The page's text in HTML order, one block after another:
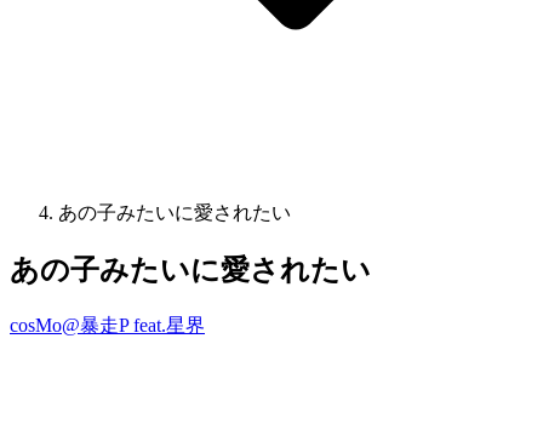
あの子みたいに愛されたい
あの子みたいに愛されたい
cosMo@暴走P feat.星界